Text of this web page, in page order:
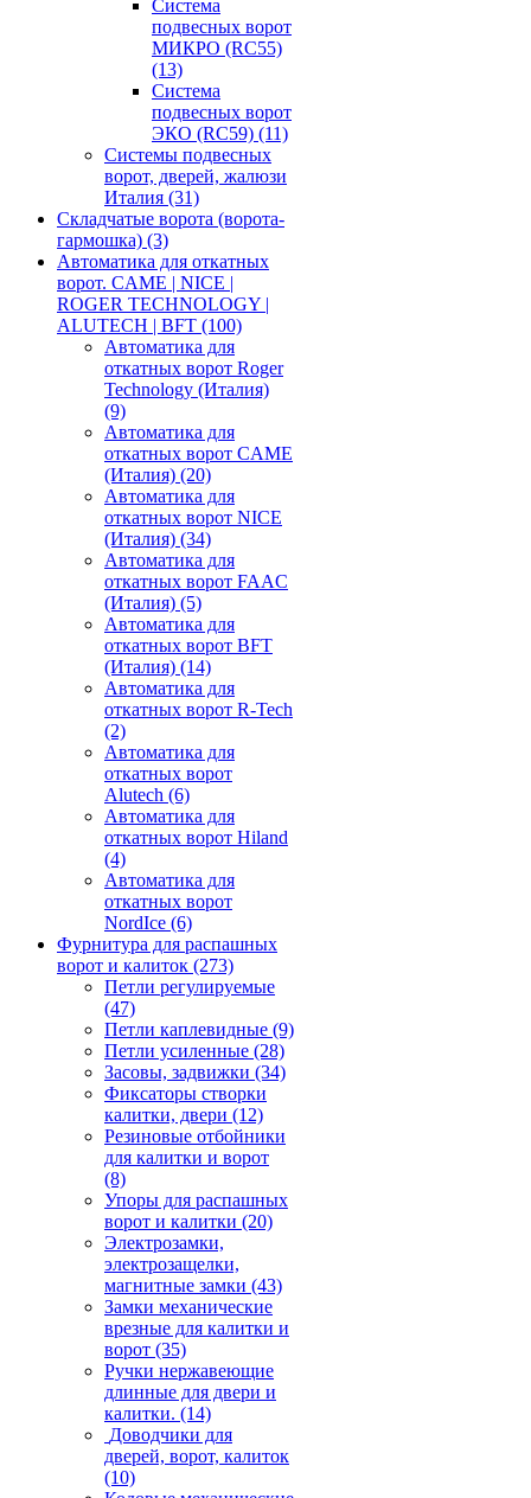
Система
подвесных ворот
МИКРО (RC55)
(13)
Система
подвесных ворот
ЭКО (RC59) (11)
Системы подвесных
ворот, дверей, жалюзи
Италия (31)
Складчатые ворота (ворота-
гармошка) (3)
Автоматика для откатных
ворот. CAME | NICE |
ROGER TECHNOLOGY |
ALUTECH | BFT (100)
Автоматика для
откатных ворот Roger
Technology (Италия)
(9)
Автоматика для
откатных ворот CAME
(Италия) (20)
Автоматика для
откатных ворот NICE
(Италия) (34)
Автоматика для
откатных ворот FAAC
(Италия) (5)
Автоматика для
откатных ворот BFT
(Италия) (14)
Автоматика для
откатных ворот R-Tech
(2)
Автоматика для
откатных ворот
Alutech (6)
Автоматика для
откатных ворот Hiland
(4)
Автоматика для
откатных ворот
NordIce (6)
Фурнитура для распашных
ворот и калиток (273)
Петли регулируемые
(47)
Петли каплевидные (9)
Петли усиленные (28)
Засовы, задвижки (34)
Фиксаторы створки
калитки, двери (12)
Резиновые отбойники
для калитки и ворот
(8)
Упоры для распашных
ворот и калитки (20)
Электрозамки,
электрозащелки,
магнитные замки (43)
Замки механические
врезные для калитки и
ворот (35)
Ручки нержавеющие
длинные для двери и
калитки. (14)
Доводчики для
дверей, ворот, калиток
(10)